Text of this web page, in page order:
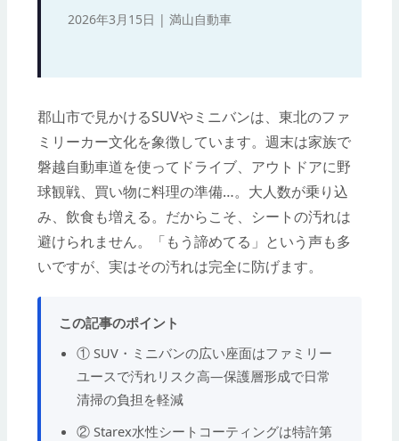
2026年3月15日 | 満山自動車
郡山市で見かけるSUVやミニバンは、東北のファ
ミリーカー文化を象徴しています。週末は家族で
磐越自動車道を使ってドライブ、アウトドアに野
球観戦、買い物に料理の準備…。大人数が乗り込
み、飲食も増える。だからこそ、シートの汚れは
避けられません。「もう諦めてる」という声も多
いですが、実はその汚れは完全に防げます。
この記事のポイント
① SUV・ミニバンの広い座面はファミリー
ユースで汚れリスク高—保護層形成で日常
清掃の負担を軽減
② Starex水性シートコーティングは特許第